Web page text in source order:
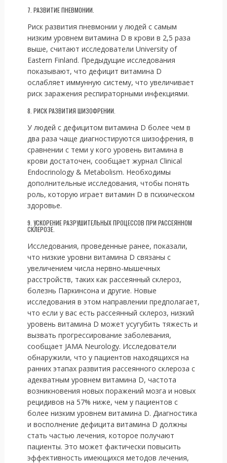
7. РАЗВИТИЕ ПНЕВМОНИИ.
Риск развития пневмонии у людей с самым
низким уровнем витамина D в крови в 2,5 раза
выше, считают исследователи University of
Eastern Finland. Предыдущие исследования
показывают, что дефицит витамина D
ослабляет иммунную систему, что увеличивает
риск заражения респираторными инфекциями.
8. РИСК РАЗВИТИЯ ШИЗОФРЕНИИ.
У людей с дефицитом витамина D более чем в
два раза чаще диагностируются шизофрения, в
сравнении с теми у кого уровень витамина в
крови достаточен, сообщает журнал Clinical
Endocrinology & Metabolism. Необходимы
дополнительные исследования, чтобы понять
роль, которую играет витамин D в психическом
здоровье.
9. УСКОРЕНИЕ РАЗРУШИТЕЛЬНЫХ ПРОЦЕССОВ ПРИ РАССЕЯННОМ
СКЛЕРОЗЕ.
Исследования, проведенные ранее, показали,
что низкие уровни витамина D связаны с
увеличением числа нервно-мышечных
расстройств, таких как рассеянный склероз,
болезнь Паркинсона и другие. Новые
исследования в этом направлении предполагает,
что если у вас есть рассеянный склероз, низкий
уровень витамина D может усугубить тяжесть и
вызвать прогрессирование заболевания,
сообщает JAMA Neurology. Исследователи
обнаружили, что у пациентов находящихся на
ранних этапах развития рассеянного склероза с
адекватным уровнем витамина D, частота
возникновения новых поражений мозга и новых
рецидивов на 57% ниже, чем у пациентов с
более низким уровнем витамина D. Диагностика
и восполнение дефицита витамина D должны
стать частью лечения, которое получают
пациенты. Это может фактически повысить
эффективность имеющихся методов лечения,